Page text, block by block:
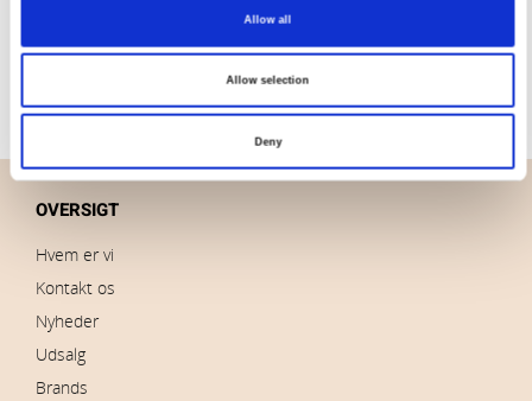
Allow all
Allow selection
Deny
OVERSIGT
Hvem er vi
Kontakt os
Nyheder
Udsalg
Brands